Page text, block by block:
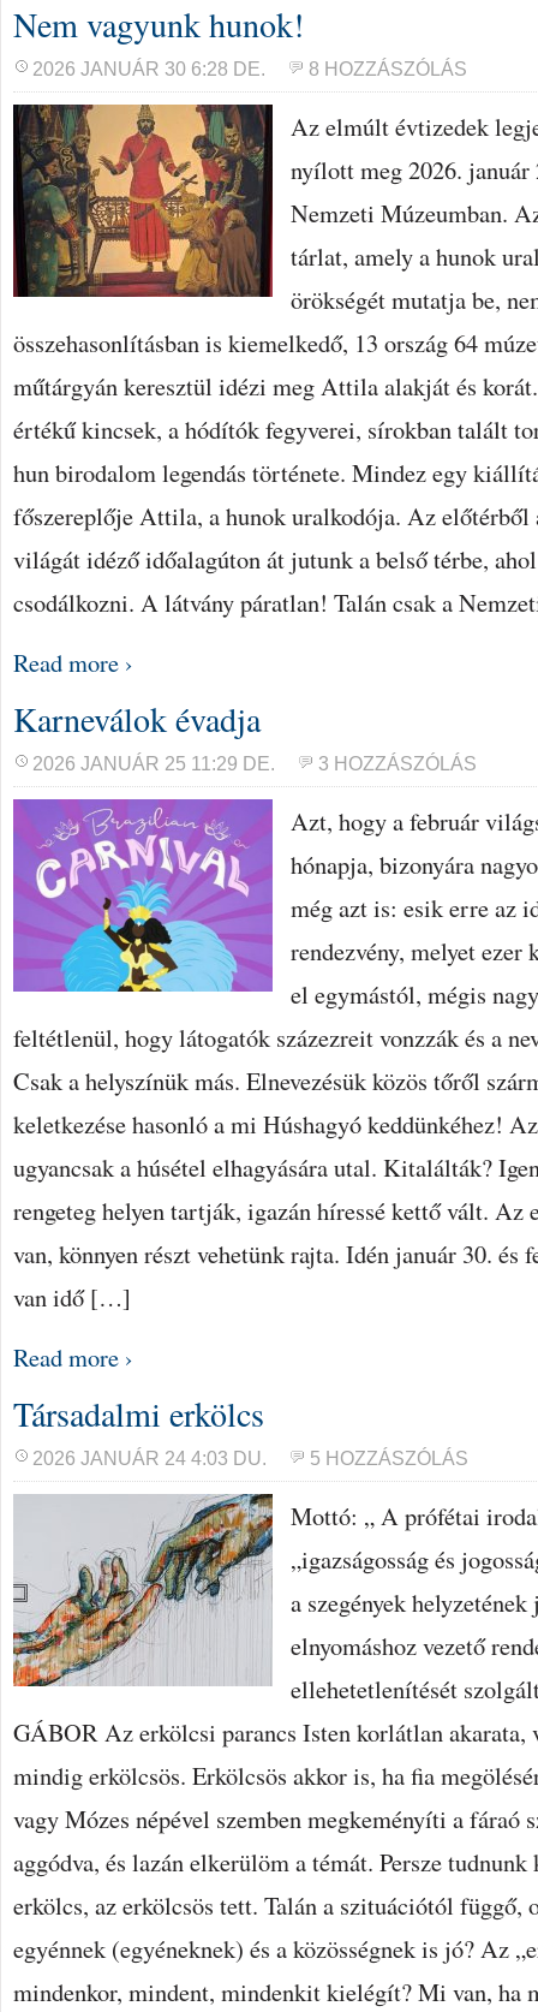
Nem vagyunk hunok!
2026 JANUÁR 30 6:28 DE. 8 HOZZÁSZÓLÁS
Az elmúlt évtizedek
nyílott meg 2026. január
Nemzeti Múzeumban.
tárlat, amely a hunok
örökségét mutatja be,
összehasonlításban is kiemelkedő, 13 ország 64
műtárgyán keresztül idézi meg Attila alakját és
értékű kincsek, a hódítók fegyverei, sírokban talált
hun birodalom legendás története. Mindez egy
főszereplője Attila, a hunok uralkodója. Az
világát idéző időalagúton át jutunk a belső térbe,
csodálkozni. A látvány páratlan! Talán csak a
Read more ›
Karneválok évadja
2026 JANUÁR 25 11:29 DE. 3 HOZZÁSZÓLÁS
Azt, hogy a február
hónapja, bizonyára
még azt is: esik erre az
rendezvény, melyet
el egymástól, mégis
feltétlenül, hogy látogatók százezreit vonzzák és a
Csak a helyszínük más. Elnevezésük közös tőről
keletkezése hasonló a mi Húshagyó keddünkéhez!
ugyancsak a húsétel elhagyására utal. Kitalálták?
rengeteg helyen tartják, igazán híressé kettő vált. Az
van, könnyen részt vehetünk rajta. Idén január 30. és
van idő […]
Read more ›
Társadalmi erkölcs
2026 JANUÁR 24 4:03 DU. 5 HOZZÁSZÓLÁS
Mottó: „ A prófétai
„igazságosság és
a szegények helyzetének
elnyomáshoz vezető
ellehetetlenítését
GÁBOR Az erkölcsi parancs Isten korlátlan akarata,
mindig erkölcsös. Erkölcsös akkor is, ha fia
vagy Mózes népével szemben megkeményíti a fáraó
aggódva, és lazán elkerülöm a témát. Persze
erkölcs, az erkölcsös tett. Talán a szituációtól függő,
egyénnek (egyéneknek) és a közösségnek is jó? Az
mindenkor, mindent, mindenkit kielégít? Mi van,